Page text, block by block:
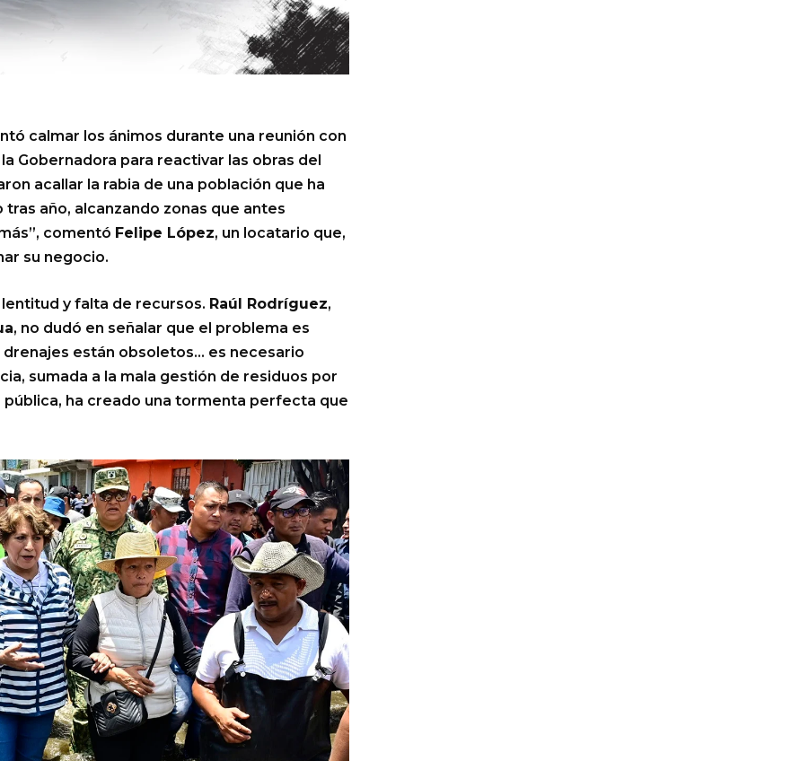
calmar los ánimos durante una reunión con
Gobernadora para reactivar las obras del
acallar la rabia de una población que ha
tras año, alcanzando zonas que antes
comentó Felipe López, un locatario que,
su negocio.
y falta de recursos. Raúl Rodríguez,
, no dudó en señalar que el problema es
están obsoletos… es necesario
sumada a la mala gestión de residuos por
ha creado una tormenta perfecta que